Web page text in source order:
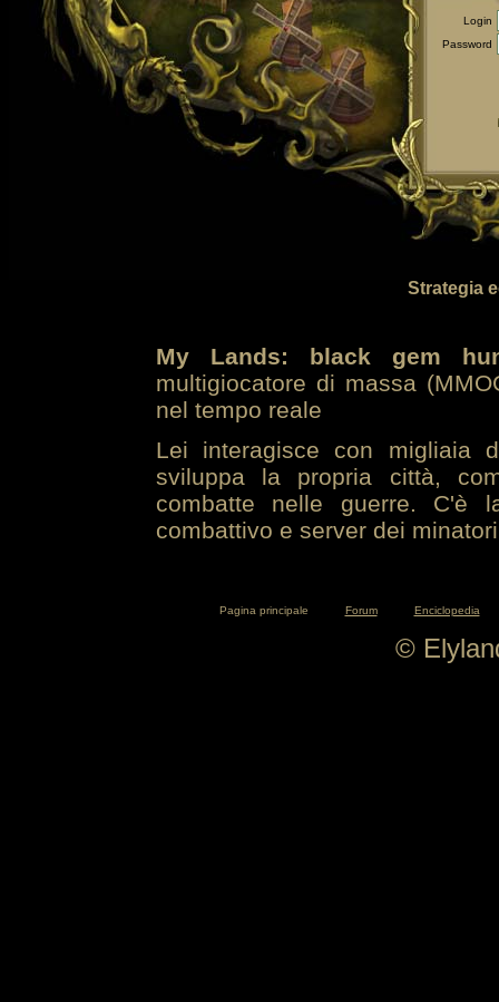
Login
Password
Strategia
My Lands: black gem
multigiocatore di massa
nel tempo reale
Lei interagisce con migliaia
sviluppa la propria città,
combatte nelle guerre. C'è
combattivo e server dei
Pagina principale Forum Enciclopedia
©